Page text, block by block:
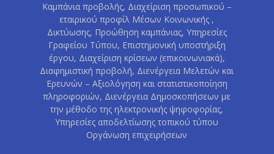
Καμπάνια προβολής, Διαχείριση προσωπικού –
εταιρικού προφίλ Μέσων Κοινωνικής ,
Δικτύωσης, Προώθηση καμπάνιας, Υπηρεσίες
Γραφείου Τύπου, Επιστημονική υποστήριξη
έργου, Διαχείριση κρίσεων (επικοινωνιακά),
Διαφημιστική προβολή, Διενέργεια Μελετών και
Ερευνών – Αξιολόγηση και στατιστικοποίηση
πληροφοριών, Διενέργεια Δημοσκοπήσεων με
την μέθοδο της ηλεκτρονικής ψηφοφορίας,
Υπηρεσίες αποδελτίωσης τοπικού τύπου
Οργάνωση επιχειρήσεων